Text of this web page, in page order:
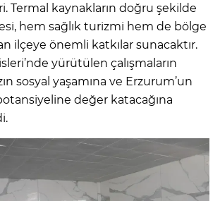
Termal kaynakların doğru şekilde
hem sağlık turizmi hem de bölge
ilçeye önemli katkılar sunacaktır.
yürütülen çalışmaların
sosyal yaşamına ve Erzurum’un
değer katacağına